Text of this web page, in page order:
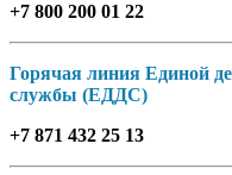
+7 800 200 01 22
Горячая линия Единой
службы (ЕДДС)
+7 871 432 25 13